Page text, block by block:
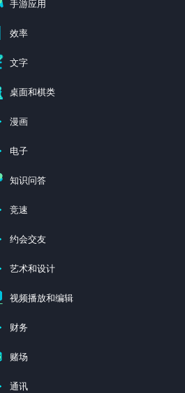
手游应用
效率
文字
桌面和棋类
漫画
电子
知识问答
竞速
约会交友
艺术和设计
视频播放和编辑
财务
赌场
通讯